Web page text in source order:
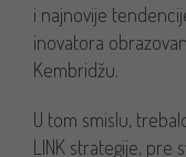
i najnovije
inovatora
Kembridžu.
U tom smislu,
LINK strategije, pre